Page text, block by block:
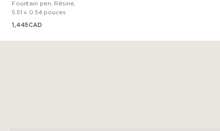
Classique
Fountain pen Résine
5.51 x 0.54 pouces
1,445CAD